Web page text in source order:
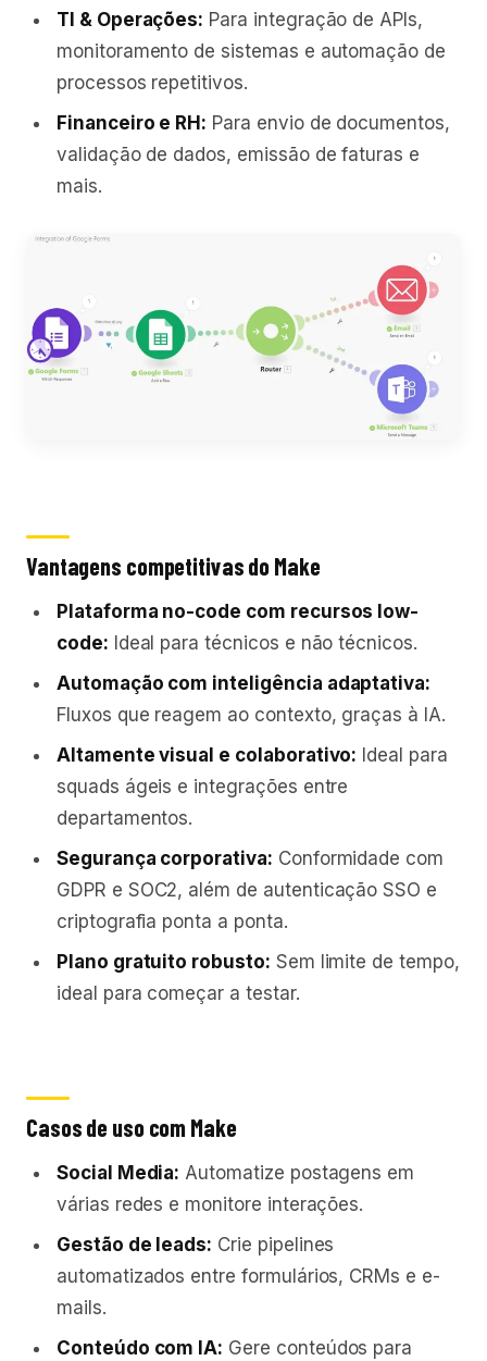
TI & Operações: Para integração de APIs,
monitoramento de sistemas e automação de
processos repetitivos.
Financeiro e RH: Para envio de documentos,
validação de dados, emissão de faturas e
mais.
Vantagens competitivas do Make
Plataforma no-code com recursos low-
code: Ideal para técnicos e não técnicos.
Automação com inteligência adaptativa:
Fluxos que reagem ao contexto, graças à IA.
Altamente visual e colaborativo: Ideal para
squads ágeis e integrações entre
departamentos.
Segurança corporativa: Conformidade com
GDPR e SOC2, além de autenticação SSO e
criptografia ponta a ponta.
Plano gratuito robusto: Sem limite de tempo,
ideal para começar a testar.
Casos de uso com Make
Social Media: Automatize postagens em
várias redes e monitore interações.
Gestão de leads: Crie pipelines
automatizados entre formulários, CRMs e e-
mails.
Conteúdo com IA: Gere conteúdos para